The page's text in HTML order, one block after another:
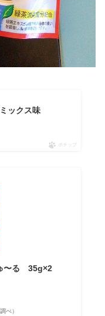
ックス味
ポチップ
〜る 35g×2
べ）